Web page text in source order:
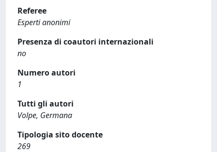
Referee
Esperti anonimi
Presenza di coautori internazionali
no
Numero autori
1
Tutti gli autori
Volpe, Germana
Tipologia sito docente
269